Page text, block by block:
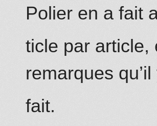
Polier en a fait
ticle par article,
remarques qu’il
fait.